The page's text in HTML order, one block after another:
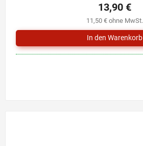
11,50 € ohne MwSt.
13,90 €